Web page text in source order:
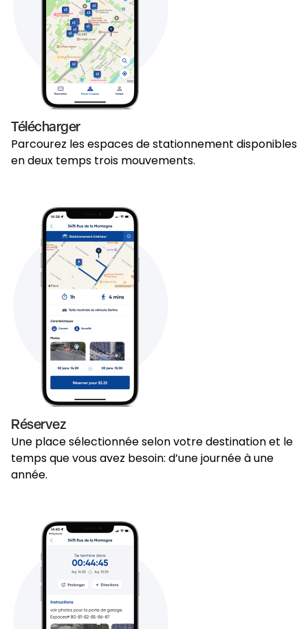
Télécharger
Parcourez les espaces de stationnement disponibles
en deux temps trois mouvements.
Réservez
Une place sélectionnée selon votre destination et le
temps que vous avez besoin: d’une journée à une
année.